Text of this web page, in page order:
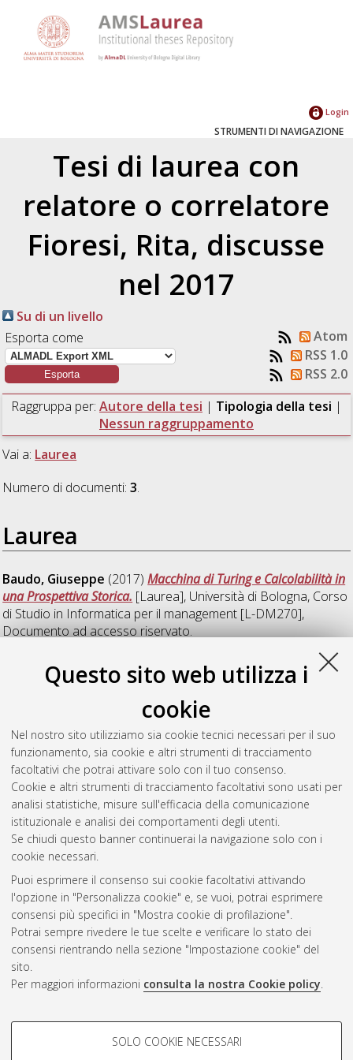
Questo sito web utilizza i
cookie
Nel nostro sito utilizziamo sia cookie tecnici necessari per il suo
funzionamento, sia cookie e altri strumenti di tracciamento
facoltativi che potrai attivare solo con il tuo consenso.
Cookie e altri strumenti di tracciamento facoltativi sono usati per
analisi statistiche, misure sull'efficacia della comunicazione
istituzionale e analisi dei comportamenti degli utenti.
Se chiudi questo banner continuerai la navigazione solo con i
cookie necessari.
Puoi esprimere il consenso sui cookie facoltativi attivando
l'opzione in "Personalizza cookie" e, se vuoi, potrai esprimere
consensi più specifici in "Mostra cookie di profilazione".
Potrai sempre rivedere le tue scelte e verificare lo stato dei
consensi rientrando nella sezione "Impostazione cookie" del
sito.
Per maggiori informazioni consulta la nostra Cookie policy.
COOKIE DI PROFILAZIONE -
SOLO COOKIE NECESSARI
Login
STRUMENTI DI NAVIGAZIONE
Tesi di laurea con
relatore o correlatore
Fioresi, Rita, discusse
nel 2017
Su di un livello
Esporta come
Atom
RSS 1.0
RSS 2.0
Raggruppa per: Autore della tesi | Tipologia della tesi |
Nessun raggruppamento
Vai a: Laurea
Numero di documenti:3.
Laurea
Baudo, Giuseppe (2017)Macchina di Turing e Calcolabilità in
una Prospettiva Storica. [Laurea], Università di Bologna, Corso
di Studio in Informatica per il management [L-DM270],
Documento ad accesso riservato.
alcune applicazioni.[Laurea], Università di Bologna, Corso di
Documento ad accesso riservato.
Polastri, Costanza(2017)Quantization of angular
momentum.[Laurea], Università di Bologna, Corso di Studio in
Fisica [L-DM270], Documento ad accesso riservato.
Questa lista e' stata generata ilSun Aug 9 13:40:39 2026
CEST
Atom
Rss 1.0
Rss 2.0
AMS Laurea
Impostazioni Cookie
Informativa sulla privacy